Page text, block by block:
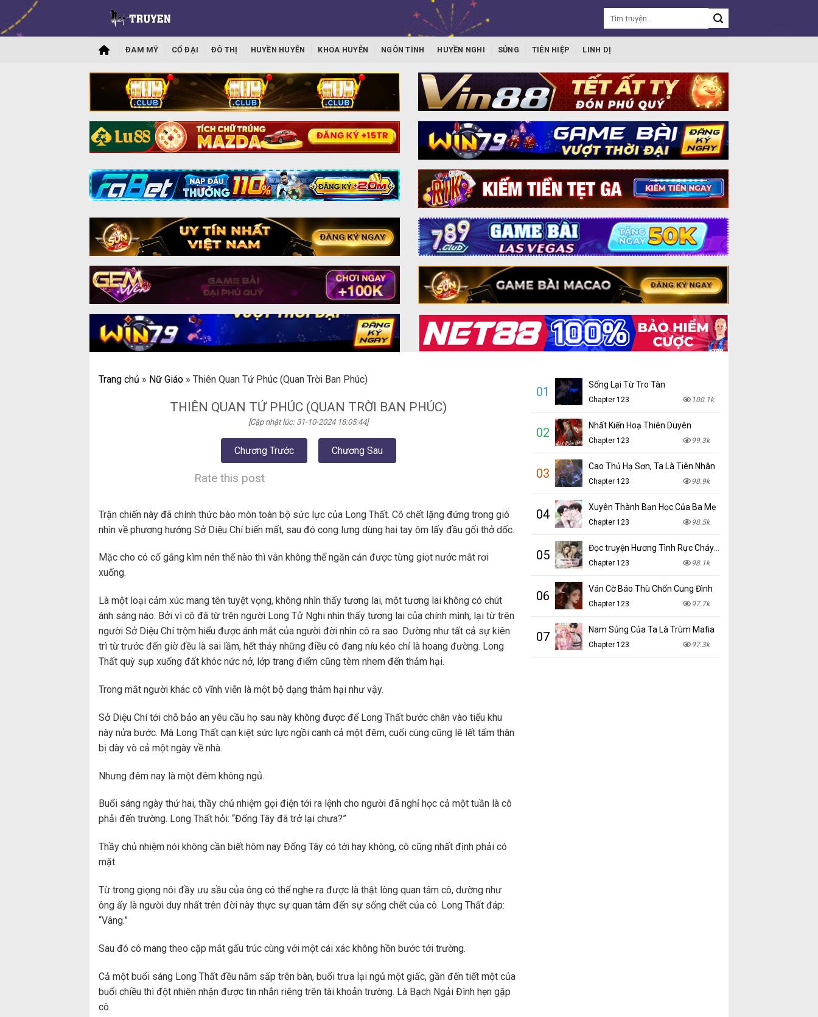
ĐAM MỸ CỔ ĐẠI ĐÔ THỊ HUYỀN HUYỄN KHOA HUYỄN NGÔN TÌNH HUYỀN NGHI SỦNG TIÊN HIỆP LINH DỊ
Trang chủ » Nữ Giáo » Thiên Quan Tứ Phúc (Quan Trời Ban Phúc)
THIÊN QUAN TỨ PHÚC (QUAN TRỜI BAN PHÚC)
[Cập nhật lúc: 31-10-2024 18:05:44]
Chương Trước Chương Sau
Rate this post
Trận chiến này đã chính thức bào mòn toàn bộ sức lực của Long Thất. Cô chết lặng đứng trong gió
nhìn về phương hướng Sở Diệu Chí biến mất, sau đó cong lưng dùng hai tay ôm lấy đầu gối thở dốc.
Mặc cho có cố gắng kìm nén thế nào thì vẫn không thể ngăn cản được từng giọt nước mắt rơi
xuống.
Là một loại cảm xúc mang tên tuyệt vọng, không nhìn thấy tương lai, một tương lai không có chút
ánh sáng nào. Bởi vì cô đã từ trên người Long Tử Nghi nhìn thấy tương lai của chính mình, lại từ trên
người Sở Diệu Chí trộm hiểu được ánh mắt của người đời nhìn cô ra sao. Dường như tất cả sự kiên
trì từ trước đến giờ đều là sai lầm, hết thảy những điều cô đang níu kéo chỉ là hoang đường. Long
Thất quỳ sụp xuống đất khóc nức nở, lớp trang điểm cũng tèm nhem đến thảm hại.
Trong mắt người khác cô vĩnh viễn là một bộ dạng thảm hại như vậy.
Sở Diệu Chí tới chỗ bảo an yêu cầu họ sau này không được để Long Thất bước chân vào tiểu khu
này nửa bước. Mà Long Thất cạn kiệt sức lực ngồi canh cả một đêm, cuối cùng cũng lê lết tấm thân
bị dày vò cả một ngày về nhà.
Nhưng đêm nay là một đêm không ngủ.
Buổi sáng ngày thứ hai, thầy chủ nhiệm gọi điện tới ra lệnh cho người đã nghỉ học cả một tuần là cô
phải đến trường. Long Thất hỏi: “Đổng Tây đã trở lại chưa?”
Thầy chủ nhiệm nói không cần biết hôm nay Đổng Tây có tới hay không, cô cũng nhất định phải có
mặt.
Từ trong giọng nói đầy ưu sầu của ông có thể nghe ra được là thật lòng quan tâm cô, dường như
ông ấy là người duy nhất trên đời này thực sự quan tâm đến sự sống chết của cô. Long Thất đáp:
“Vâng.”
Sau đó cô mang theo cặp mắt gấu trúc cùng với một cái xác không hồn bước tới trường.
Cả một buổi sáng Long Thất đều nằm sấp trên bàn, buổi trưa lại ngủ một giấc, gần đến tiết một của
buổi chiều thì đột nhiên nhận được tin nhắn riêng trên tài khoản trường. Là Bạch Ngải Đình hẹn gặp
cô.
01 Sống Lại Từ Tro Tàn
Chapter 123 100.1k
02 Nhất Kiến Hoạ Thiên Duyên
Chapter 123 99.3k
03 Cao Thủ Hạ Sơn, Ta Là Tiên Nhân
Chapter 123 98.9k
04 Xuyên Thành Bạn Học Của Ba Mẹ
Chapter 123 98.5k
05
Chapter 123 98.1k
06 Ván Cờ Báo Thù Chốn Cung Đình
Chapter 123 97.7k
07 Nam Sủng Của Ta Là Trùm Mafia
Chapter 123 97.3k